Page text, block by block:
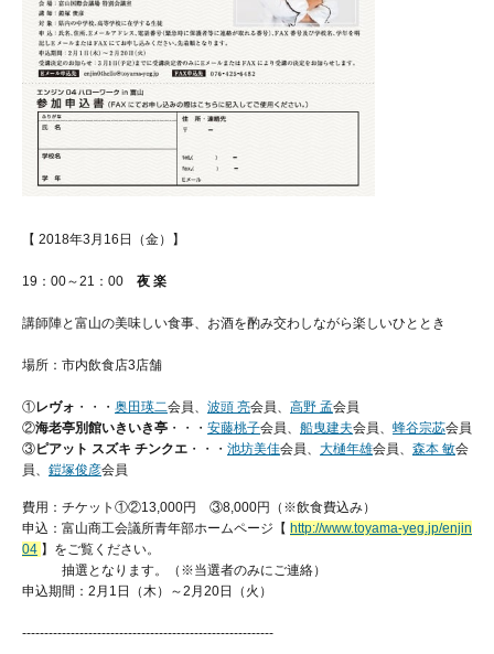
【 2018年3月16日（金）】
19：00～21：00 夜 楽
講師陣と富山の美味しい食事、お酒を酌み交わしながら楽しいひととき
場所：市内飲食店3店舗
①レヴォ ・・・ 奥田瑛二会員、 波頭 亮会員、 高野 孟会員
②海老亭別館いきいき亭 ・・・ 安藤桃子会員、 船曳建夫会員、 蜂谷宗苾会員
③ピアット スズキ チンクエ ・・・ 池坊美佳会員、 大樋年雄会員、 森本 敏会
員、 鎧塚俊彦会員
費用：チケット①②13,000円 ③8,000円（※飲食費込み）
申込：富山商工会議所青年部ホームページ【 http://www.toyama-yeg.jp/enjin
04 】をご覧ください。
抽選となります。（※当選者のみにご連絡）
申込期間：2月1日（木）～2月20日（火）
---------------------------------------------------------